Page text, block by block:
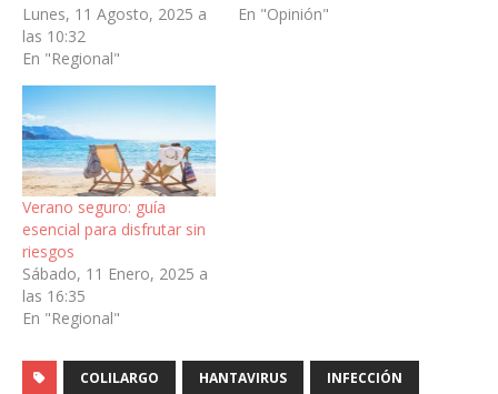
Lunes, 11 Agosto, 2025 a
las 10:32
En "Regional"
En "Opinión"
Verano seguro: guía
esencial para disfrutar sin
riesgos
Sábado, 11 Enero, 2025 a
las 16:35
En "Regional"
COLILARGO HANTAVIRUS INFECCIÓN